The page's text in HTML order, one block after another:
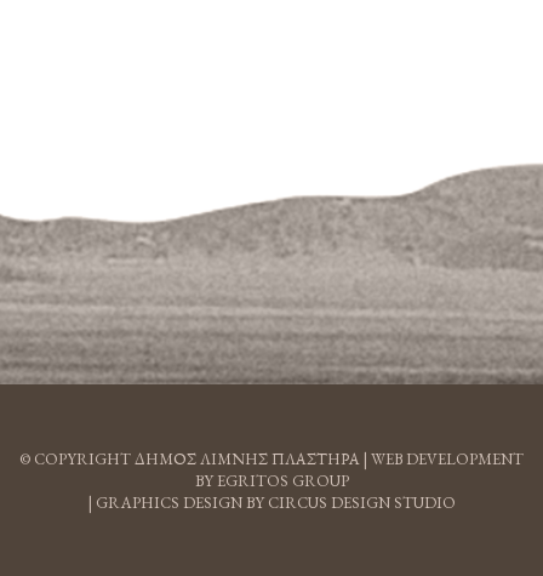
© COPYRIGHT ΔΗΜΟΣ ΛΙΜΝΗΣ ΠΛΑΣΤΗΡΑ | WEB DEVELOPMENT
BY EGRITOS GROUP
| GRAPHICS DESIGN BY CIRCUS DESIGN STUDIO